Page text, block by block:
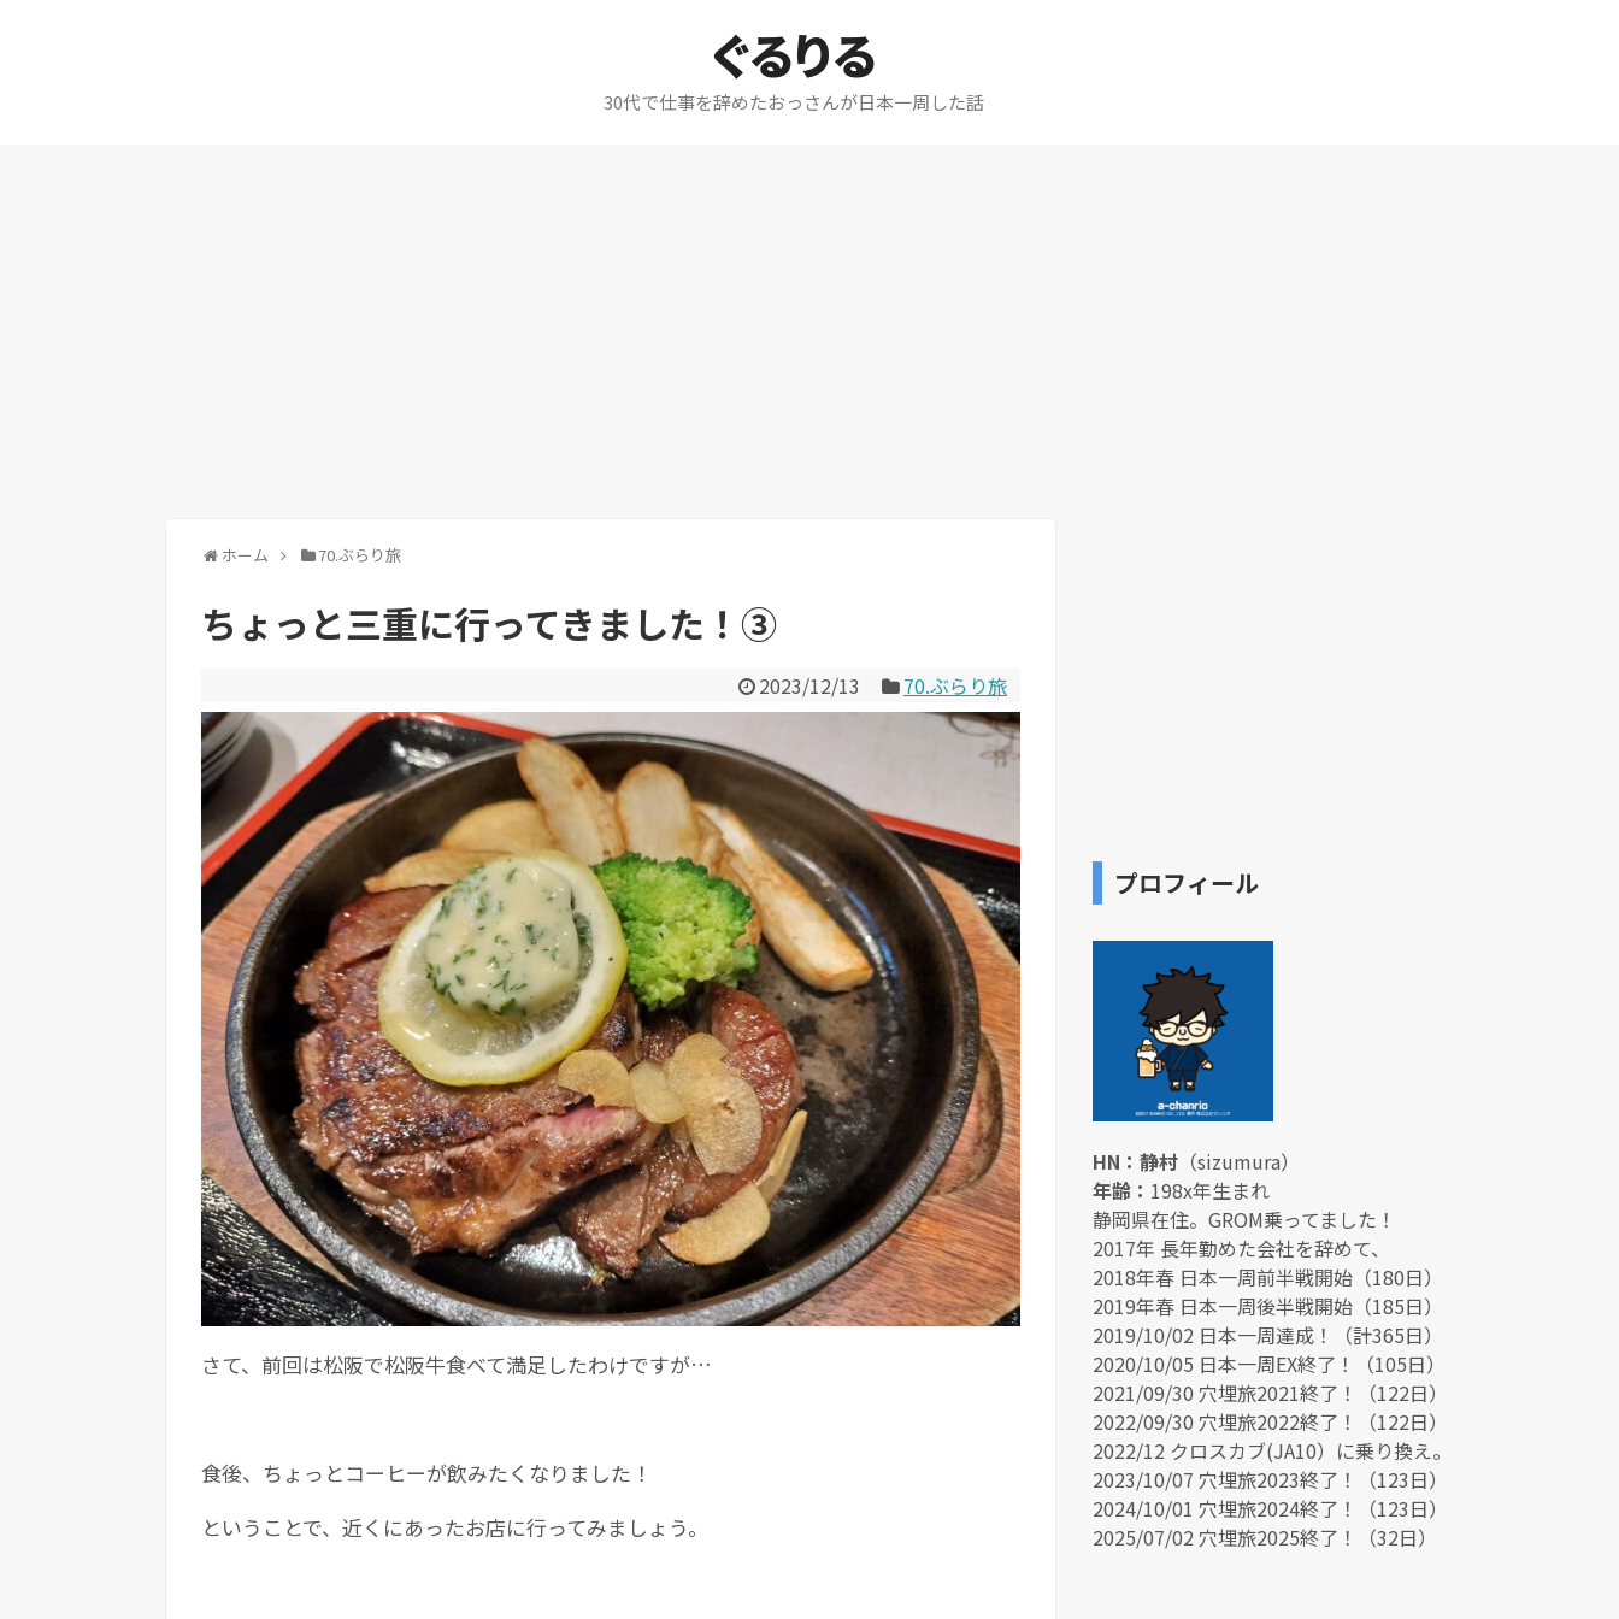
ぐるりる
30代で仕事を辞めたおっさんが日本一周した話
ホーム 70.ぶらり旅
ちょっと三重に行ってきました！③
2023/12/13 70.ぶらり旅
さて、前回は松阪で松阪牛食べて満足したわけですが…
食後、ちょっとコーヒーが飲みたくなりました！
ということで、近くにあったお店に行ってみましょう。
プロフィール
HN：静村 （sizumura）
年齢： 198x年生まれ
静岡県在住。GROM乗ってました！
2017年 長年勤めた会社を辞めて、
2018年春 日本一周前半戦開始（180日）
2019年春 日本一周後半戦開始（185日）
2019/10/02 日本一周達成！（計365日）
2020/10/05 日本一周EX終了！（105日）
2021/09/30 穴埋旅2021終了！（122日）
2022/09/30 穴埋旅2022終了！（122日）
2022/12 クロスカブ(JA10）に乗り換え。
2023/10/07 穴埋旅2023終了！（123日）
2024/10/01 穴埋旅2024終了！（123日）
2025/07/02 穴埋旅2025終了！（32日）